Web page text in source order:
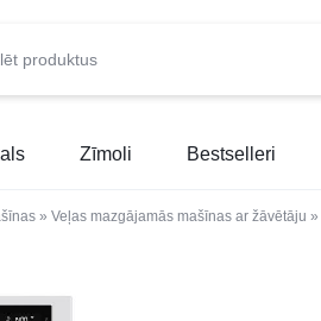
Zīmoli Bestselleri
» Veļas mazgājamās mašīnas ar žāvētāju »